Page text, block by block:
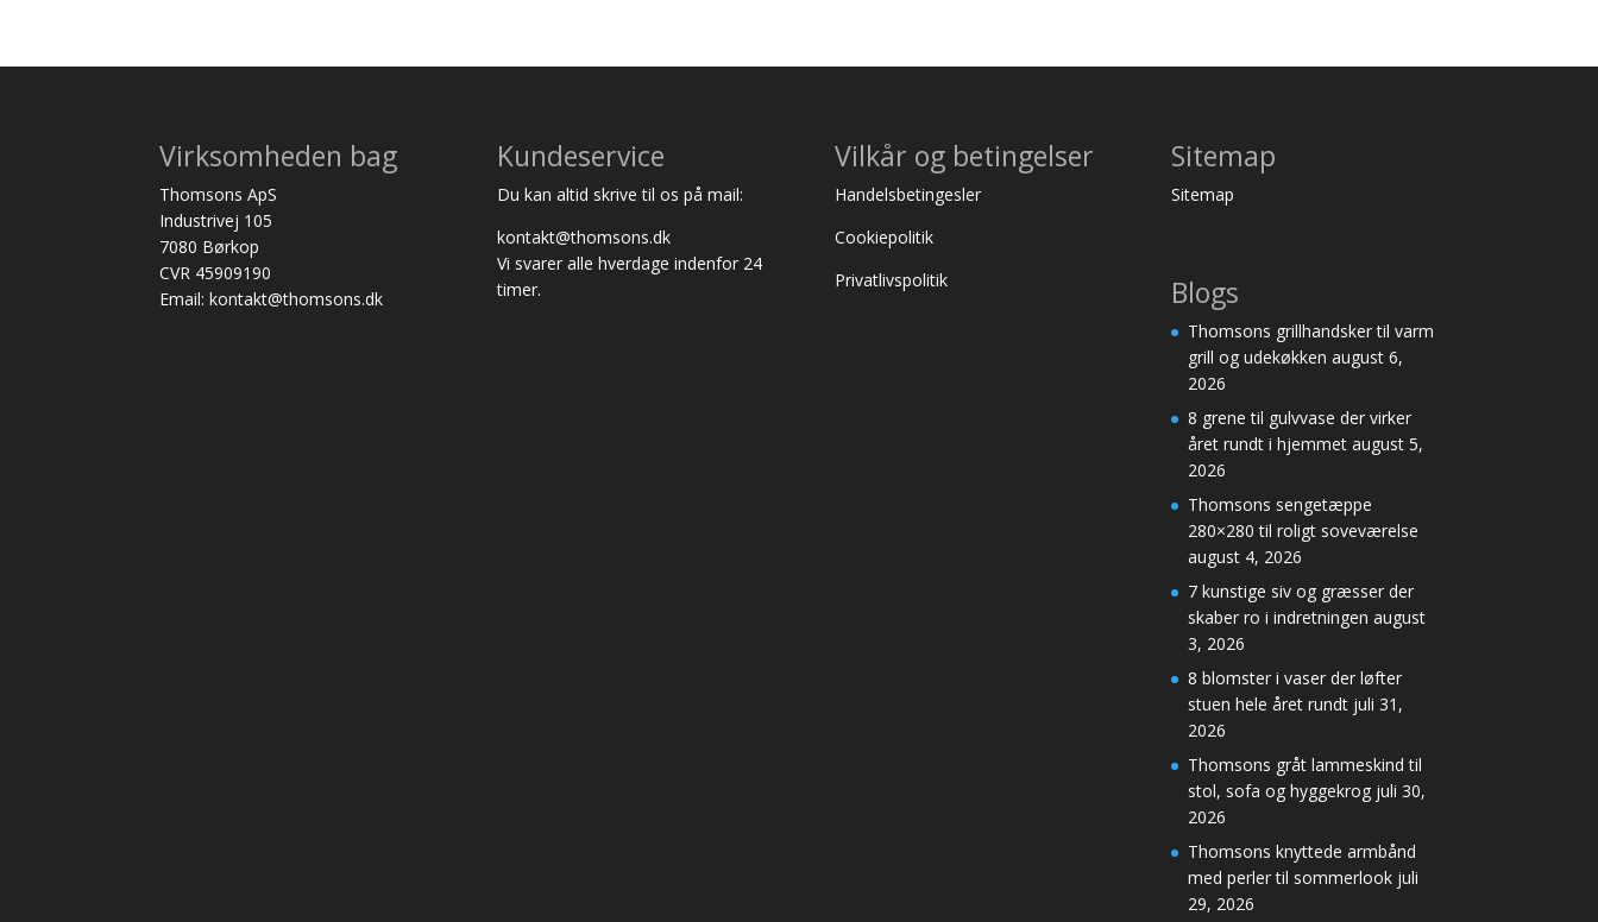
Virksomheden bag
Thomsons ApS
Industrivej 105
7080 Børkop
CVR 45909190
Email: kontakt@thomsons.dk
Kundeservice
Du kan altid skrive til os på mail:
kontakt@thomsons.dk
Vi svarer alle hverdage indenfor 24
timer.
Vilkår og betingelser
Handelsbetingesler
Cookiepolitik
Privatlivspolitik
Sitemap
Sitemap
Blogs
Thomsons grillhandsker til varm
grill og udekøkken august 6,
2026
8 grene til gulvvase der virker
året rundt i hjemmet august 5,
2026
Thomsons sengetæppe
280×280 til roligt soveværelse
august 4, 2026
7 kunstige siv og græsser der
skaber ro i indretningen august
3, 2026
8 blomster i vaser der løfter
stuen hele året rundt juli 31,
2026
Thomsons gråt lammeskind til
stol, sofa og hyggekrog juli 30,
2026
Thomsons knyttede armbånd
med perler til sommerlook juli
29, 2026